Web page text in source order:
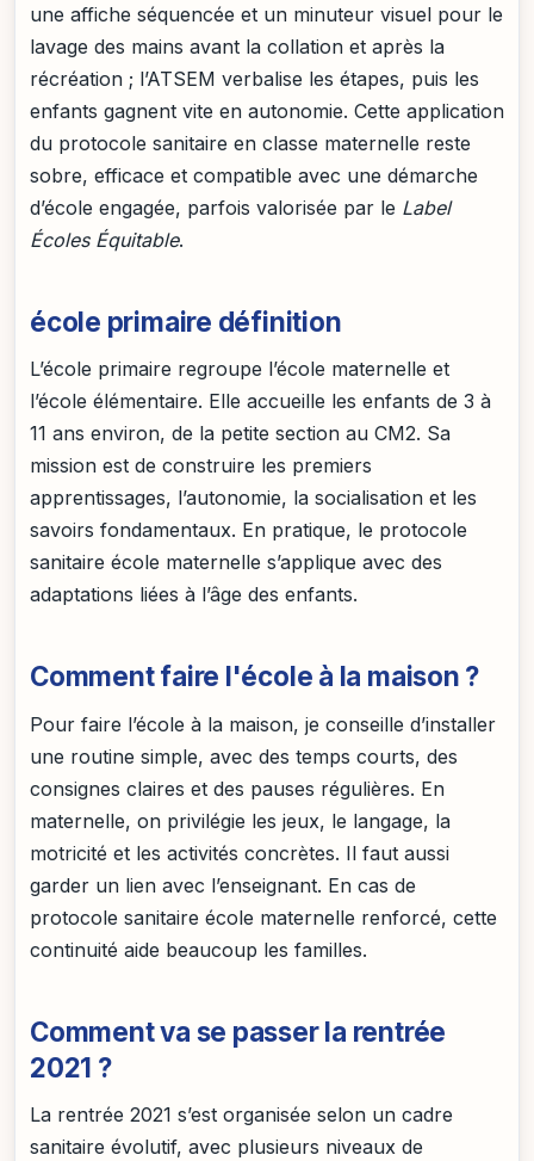
une affiche séquencée et un minuteur visuel pour le
lavage des mains avant la collation et après la
récréation ; l’ATSEM verbalise les étapes, puis les
enfants gagnent vite en autonomie. Cette application
du protocole sanitaire en classe maternelle reste
sobre, efficace et compatible avec une démarche
d’école engagée, parfois valorisée par le Label
Écoles Équitable.
école primaire définition
L’école primaire regroupe l’école maternelle et
l’école élémentaire. Elle accueille les enfants de 3 à
11 ans environ, de la petite section au CM2. Sa
mission est de construire les premiers
apprentissages, l’autonomie, la socialisation et les
savoirs fondamentaux. En pratique, le protocole
sanitaire école maternelle s’applique avec des
adaptations liées à l’âge des enfants.
Comment faire l'école à la maison ?
Pour faire l’école à la maison, je conseille d’installer
une routine simple, avec des temps courts, des
consignes claires et des pauses régulières. En
maternelle, on privilégie les jeux, le langage, la
motricité et les activités concrètes. Il faut aussi
garder un lien avec l’enseignant. En cas de
protocole sanitaire école maternelle renforcé, cette
continuité aide beaucoup les familles.
Comment va se passer la rentrée
2021 ?
La rentrée 2021 s’est organisée selon un cadre
sanitaire évolutif, avec plusieurs niveaux de